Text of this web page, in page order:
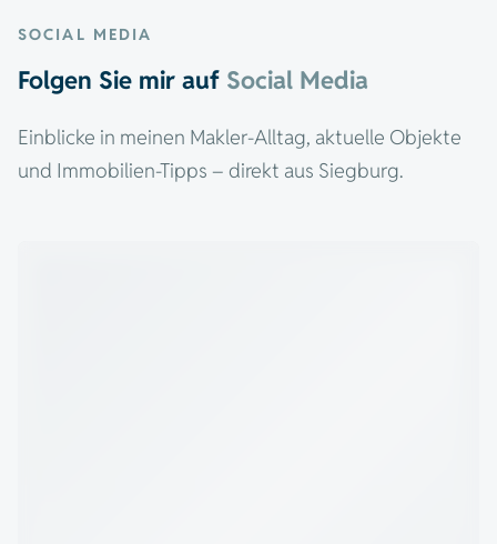
SOCIAL MEDIA
Folgen Sie mir auf Social Media
Einblicke in meinen Makler-Alltag, aktuelle Objekte
und Immobilien-Tipps – direkt aus Siegburg.